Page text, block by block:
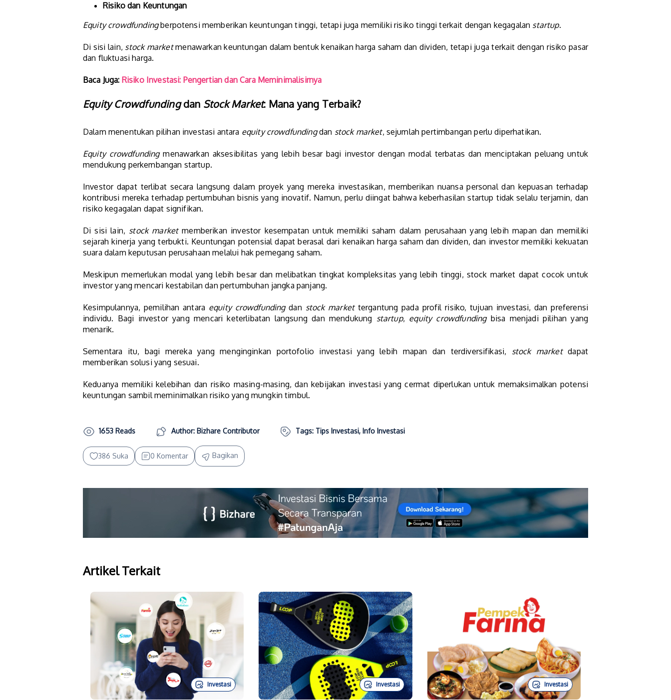
Risiko dan Keuntungan
Equity crowdfundingberpotensi memberikan keuntungan tinggi, tetapi juga memiliki risiko tinggi terkait dengan kegagalan startup.
Di sisi lain, stock marketmenawarkan keuntungan dalam bentuk kenaikan harga saham dan dividen, tetapi juga terkait dengan risiko pasar
dan fluktuasi harga.
Baca Juga: Risiko Investasi: Pengertian dan Cara Meminimalisirnya
Equity Crowdfundingdan Stock Market: Mana yang Terbaik?
Dalam menentukan pilihan investasi antara equity crowdfundingdan stock market, sejumlah pertimbangan perlu diperhatikan.
Equity crowdfundingmenawarkan aksesibilitas yang lebih besar bagi investor dengan modal terbatas dan menciptakan peluang untuk
mendukung perkembangan startup.
Investor dapat terlibat secara langsung dalam proyek yang mereka investasikan, memberikan nuansa personal dan kepuasan terhadap
kontribusi mereka terhadap pertumbuhan bisnis yang inovatif. Namun, perlu diingat bahwa keberhasilan startup tidak selalu terjamin, dan
risiko kegagalan dapat signifikan.
Di sisi lain, stock marketmemberikan investor kesempatan untuk memiliki saham dalam perusahaan yang lebih mapan dan memiliki
sejarah kinerja yang terbukti. Keuntungan potensial dapat berasal dari kenaikan harga saham dan dividen, dan investor memiliki kekuatan
suara dalam keputusan perusahaan melalui hak pemegang saham.
Meskipun memerlukan modal yang lebih besar dan melibatkan tingkat kompleksitas yang lebih tinggi, stock market dapat cocok untuk
investor yang mencari kestabilan dan pertumbuhan jangka panjang.
Kesimpulannya, pemilihan antara equity crowdfundingdan stock markettergantung pada profil risiko, tujuan investasi, dan preferensi
individu. Bagi investor yang mencari keterlibatan langsung dan mendukung startup, equity crowdfundingbisa menjadi pilihan yang
menarik.
Sementara itu, bagi mereka yang menginginkan portofolio investasi yang lebih mapan dan terdiversifikasi, stock marketdapat
memberikan solusi yang sesuai.
Keduanya memiliki kelebihan dan risiko masing-masing, dan kebijakan investasi yang cermat diperlukan untuk memaksimalkan potensi
keuntungan sambil meminimalkan risiko yang mungkin timbul.
1653 Reads Author: Bizhare Contributor Tags: Tips Investasi, Info Investasi
386 Suka 0 Komentar Bagikan
Artikel Terkait
Investasi Investasi Investasi